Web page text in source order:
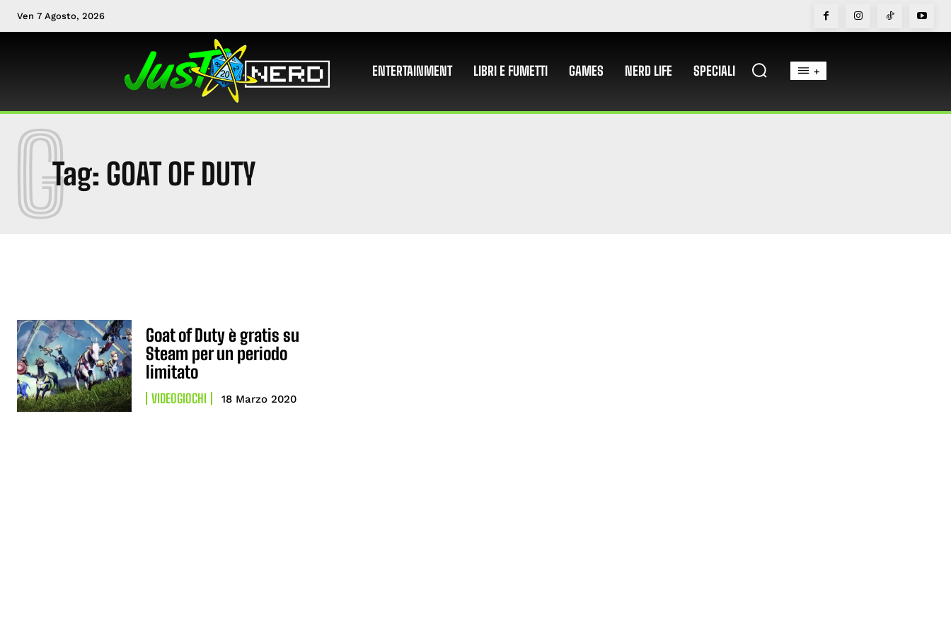
Ven 7 Agosto, 2026
ENTERTAINMENT LIBRI E FUMETTI GAMES NERD LIFE SPECIALI +
Tag: GOAT OF DUTY
G
Goat of Duty è gratis su
Steam per un periodo
limitato
VIDEOGIOCHI 18 Marzo 2020